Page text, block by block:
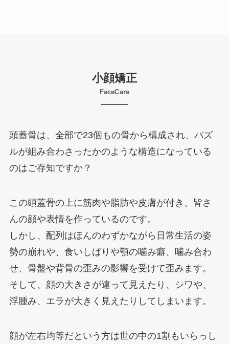
小顔矯正
FaceCare
頭蓋骨は、全部で23個もの骨から構成され、パズ
ルが組み合わさったかのような構造になっている
のはご存知ですか？
この頭蓋骨の上に筋肉や脂肪や皮膚が付き、皆さ
んの顔や表情を作っているのです。
しかし、配列はほんのわずかながら日常生活の姿
勢の崩れや、食いしばりや顎の噛み癖、噛み合わ
せ、骨盤や背骨の歪みの影響を受けて歪みます。
そして、顔の大きさが違って見えたり、シワや、
浮腫み、エラが大きく見えたりしてしまいます。
顔が左右均等だという方は世の中の1割もいらっし